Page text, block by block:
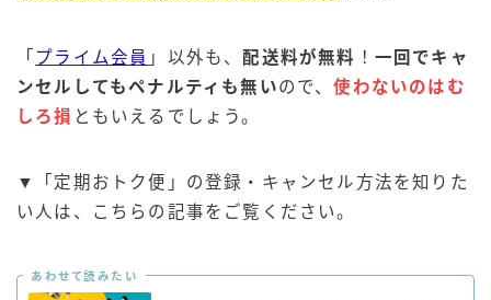
「 プライム会員 」以外も、配送料が無料 ！ 一回でキャ
ンセルしてもペナルティも無いので、使わないのはむ
しろ損 ともいえるでしょう。
▼「定期おトク便」の登録・キャンセル方法を知りた
い人は、こちらの記事をご覧ください。
あわせて読みたい